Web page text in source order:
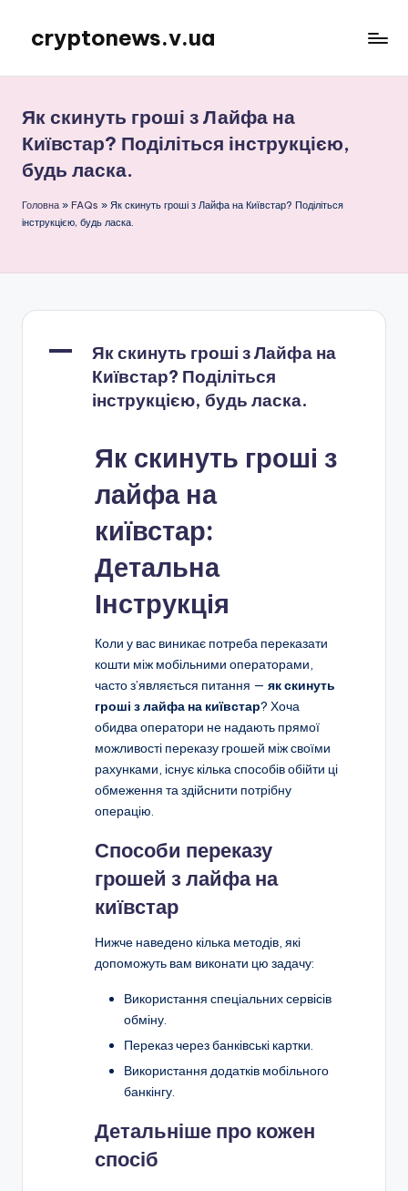
Перейти
вмісту
cryptonews.v.ua
криптовалют,
аналітика,
курси,
прогнози
гайди.
Як скинуть гроші з Лайфа на
Київстар? Поділіться інструкцією,
будь ласка.
Головна » FAQs » Як скинуть гроші з Лайфа на Київстар? Поділіться
інструкцією, будь ласка.
A
Як скинуть гроші з Лайфа на
Київстар? Поділіться
інструкцією, будь ласка.
Як скинуть гроші з
лайфа на
київстар:
Детальна
Інструкція
Коли у вас виникає потреба переказати
кошти між мобільними операторами,
часто з’являється питання — як скинуть
гроші з лайфа на київстар? Хоча
обидва оператори не надають прямої
можливості переказу грошей між своїми
рахунками, існує кілька способів обійти ці
обмеження та здійснити потрібну
операцію.
Способи переказу
грошей з лайфа на
київстар
Нижче наведено кілька методів, які
допоможуть вам виконати цю задачу:
Використання спеціальних сервісів
обміну.
Переказ через банківські картки.
Використання додатків мобільного
банкінгу.
Детальніше про кожен
спосіб